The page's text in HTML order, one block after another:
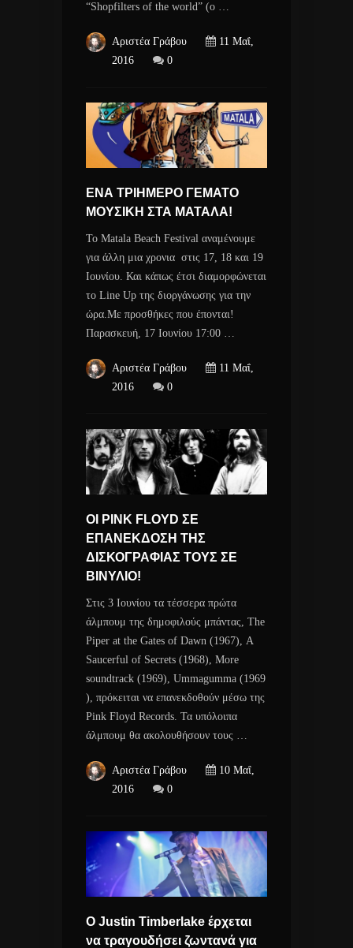
“Shopfilters of the world” (ο …
Αριστέα Γράβου
11 Μαΐ,
2016
0
ΕΝΑ ΤΡΙΗΜΕΡΟ ΓΕΜΑΤΟ
ΜΟΥΣΙΚΗ ΣΤΑ ΜΑΤΑΛΑ!
Το Matala Beach Festival αναμένουμε
για άλλη μια χρονια στις 17, 18 και 19
Ιουνίου. Και κάπως έτσι διαμορφώνεται
το Line Up της διοργάνωσης για την
ώρα.Με προσθήκες που έπονται!
Παρασκευή, 17 Ιουνίου 17:00 …
Αριστέα Γράβου
11 Μαΐ,
2016
0
ΟΙ PINK FLOYD ΣΕ
ΕΠΑΝΕΚΔΟΣΗ ΤΗΣ
ΔΙΣΚΟΓΡΑΦΙΑΣ ΤΟΥΣ ΣΕ
ΒΙΝΥΛΙΟ!
Στις 3 Ιουνίου τα τέσσερα πρώτα
άλμπουμ της δημοφιλούς μπάντας, The
Piper at the Gates of Dawn (1967), A
Saucerful of Secrets (1968), More
soundtrack (1969), Ummagumma (1969
), πρόκειται να επανεκδοθούν μέσω της
Pink Floyd Records. Τα υπόλοιπα
άλμπουμ θα ακολουθήσουν τους …
Αριστέα Γράβου
10 Μαΐ,
2016
0
Ο Justin Timberlake έρχεται
να τραγουδήσει ζωντανά για